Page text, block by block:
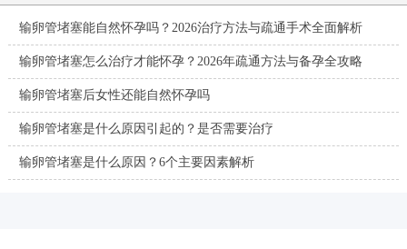
输卵管堵塞能自然怀孕吗？2026治疗方法与疏通手术全面解析
输卵管堵塞怎么治疗才能怀孕？2026年疏通方法与备孕全攻略
输卵管堵塞后女性还能自然怀孕吗
输卵管堵塞是什么原因引起的？是否需要治疗
输卵管堵塞是什么原因？6个主要因素解析